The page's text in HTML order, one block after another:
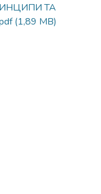
ТА
(1,89 MB)